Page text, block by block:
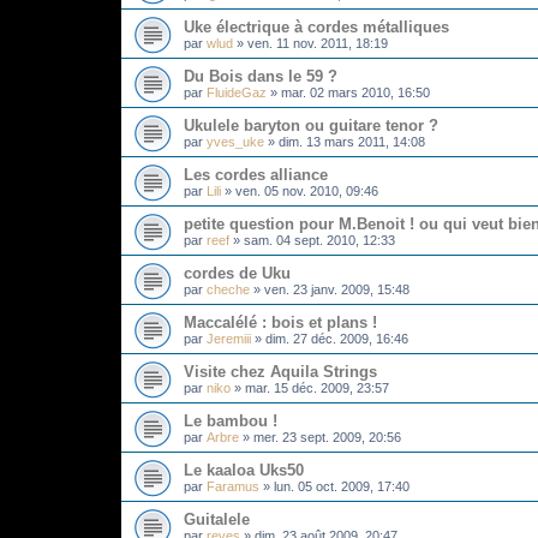
Uke électrique à cordes métalliques
par wlud » ven. 11 nov. 2011, 18:19
Du Bois dans le 59 ?
par FluideGaz » mar. 02 mars 2010, 16:50
Ukulele baryton ou guitare tenor ?
par yves_uke » dim. 13 mars 2011, 14:08
Les cordes alliance
par Lili » ven. 05 nov. 2010, 09:46
petite question pour M.Benoit ! ou qui veut
par reef » sam. 04 sept. 2010, 12:33
cordes de Uku
par cheche » ven. 23 janv. 2009, 15:48
Maccalélé : bois et plans !
par Jeremiii » dim. 27 déc. 2009, 16:46
Visite chez Aquila Strings
par niko » mar. 15 déc. 2009, 23:57
Le bambou !
par Arbre » mer. 23 sept. 2009, 20:56
Le kaaloa Uks50
par Faramus » lun. 05 oct. 2009, 17:40
Guitalele
par reves » dim. 23 août 2009, 20:47